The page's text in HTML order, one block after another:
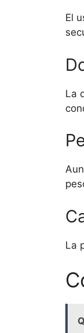
El
La
La